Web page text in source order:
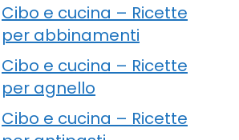
Cibo e cucina – Ricette
per abbinamenti
Cibo e cucina – Ricette
per agnello
Cibo e cucina – Ricette